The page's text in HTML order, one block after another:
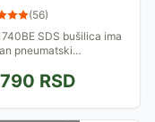
(56)
SDS bušilica ima
pneumatski
isključivanje elektro-
bušilice za
bušenje...
RSD